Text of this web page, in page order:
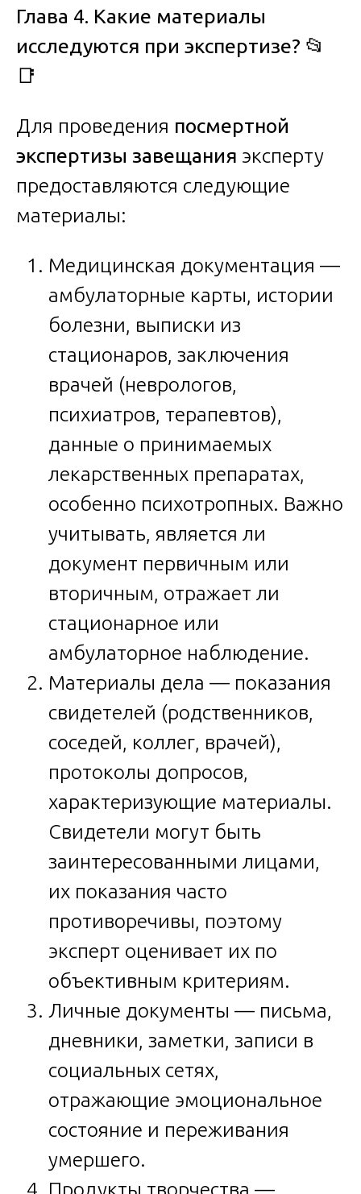
Глава 4. Какие материалы
исследуются при экспертизе? 📂
📑
Для проведения посмертной
экспертизы завещания эксперту
предоставляются следующие
материалы:
Медицинская документация —
амбулаторные карты, истории
болезни, выписки из
стационаров, заключения
врачей (неврологов,
психиатров, терапевтов),
данные о принимаемых
лекарственных препаратах,
особенно психотропных. Важно
учитывать, является ли
документ первичным или
вторичным, отражает ли
стационарное или
амбулаторное наблюдение.
Материалы дела — показания
свидетелей (родственников,
соседей, коллег, врачей),
протоколы допросов,
характеризующие материалы.
Свидетели могут быть
заинтересованными лицами,
их показания часто
противоречивы, поэтому
эксперт оценивает их по
объективным критериям.
Личные документы — письма,
дневники, заметки, записи в
социальных сетях,
отражающие эмоциональное
состояние и переживания
умершего.
Продукты творчества —